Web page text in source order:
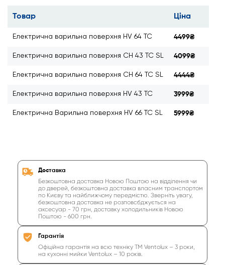
Товар Ціна
Електрична варильна поверхня HV 64 TC 4499₴
Електрична варильна поверхня СH 43 TC SL 4099₴
Електрична варильна поверхня CH 64 TC SL 4444₴
Електрична варильна поверхня HV 43 TC 3999₴
Електрична Варильна поверхня HV 66 TC SL 5999₴
Доставка
Безкоштовна доставка Новою Поштою на відділення чи
до дверей, безкоштовна доставка власним транспортом
по Києву та найближчому передмістю. Зверніть увагу,
безкоштовна доставка не розповсбджується на
аксесуар - 70 грн, доставку холодильників Новою
Поштою - 600 грн.
Гарантія
Офіційна гарантія на всю техніку ТМ Ventolux – 3 роки,
на кухонні мийки Ventolux – 10 років.